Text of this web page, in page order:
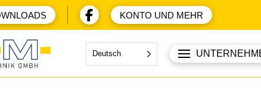
KONTO UND MEHR
Deutsch